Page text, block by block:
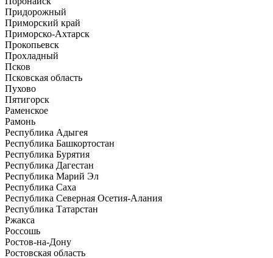
Придорожный
Приморский край
Приморско-Ахтарск
Прокопьевск
Прохладный
Псков
Псковская область
Пухово
Пятигорск
Раменское
Рамонь
Республика Адыгея
Республика Башкортостан
Республика Бурятия
Республика Дагестан
Республика Марий Эл
Республика Саха
Республика Северная Осетия-Алания
Республика Татарстан
Ржакса
Россошь
Ростов-на-Дону
Ростовская область